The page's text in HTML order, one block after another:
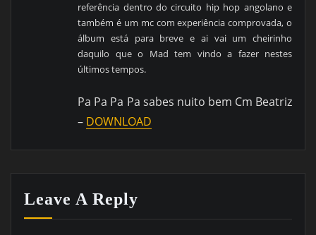
referência dentro do circuito hip hop angolano e
também é um mc com experiência comprovada, o
álbum está para breve e ai vai um cheirinho
daquilo que o Mad tem vindo a fazer nestes
últimos tempos.
Pa Pa Pa Pa sabes nuito bem Cm Beatriz
– DOWNLOAD
Leave A Reply